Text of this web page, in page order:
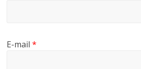
E-mail*